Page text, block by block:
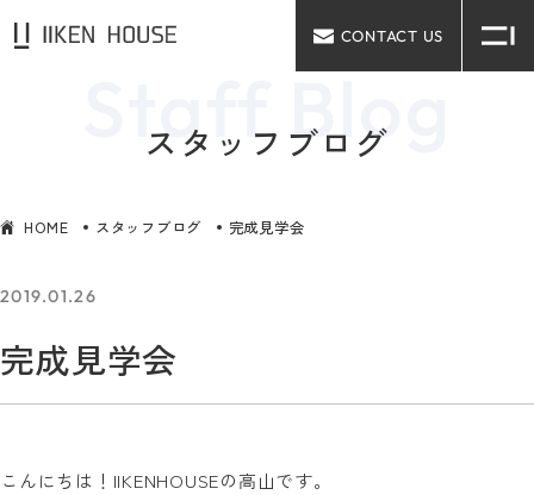
CONTACT US
スタッフブログ
HOME スタッフブログ 完成見学会
2019.01.26
完成見学会
こんにちは！IIKENHOUSEの高山です。